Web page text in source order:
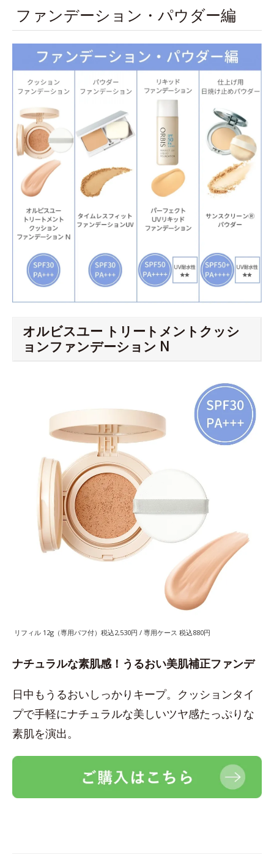
ファンデーション・パウダー編
オルビスユー トリートメントクッシ
ョンファンデーション N
リフィル 12g（専用パフ付）税込2,530円 / 専用ケース 税込880円
ナチュラルな素肌感！うるおい美肌補正ファンデ
日中もうるおいしっかりキープ。クッションタイ
プで手軽にナチュラルな美しいツヤ感たっぷりな
素肌を演出。